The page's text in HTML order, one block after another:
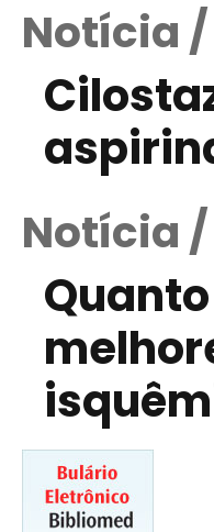
Notícia /
Notícia /